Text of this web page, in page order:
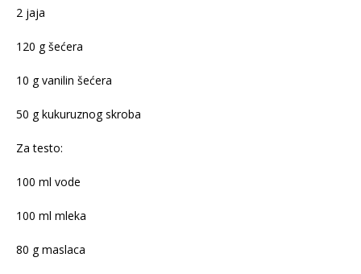
2 jaja
120 g šećera
10 g vanilin šećera
50 g kukuruznog skroba
Za testo:
100 ml vode
100 ml mleka
80 g maslaca